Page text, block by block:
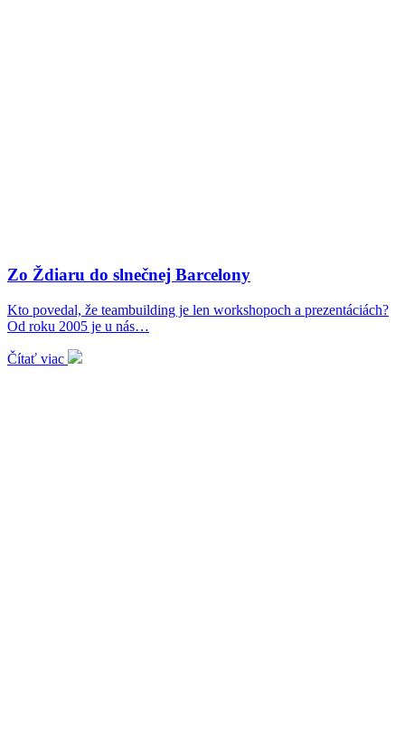
Zo Ždiaru do slnečnej Barcelony
Kto povedal, že teambuilding je len workshopoch a prezentáciách?
Od roku 2005 je u nás…
Čítať viac